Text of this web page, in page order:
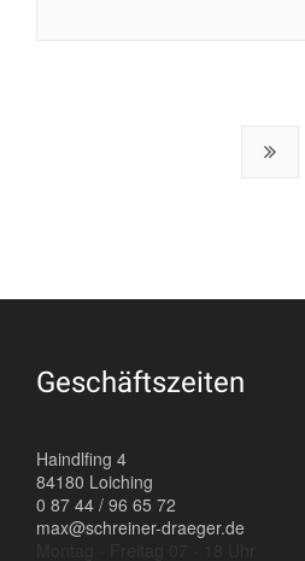
Geschäftszeiten
Haindlfing 4
84180 Loiching
0 87 44 / 96 65 72
max@schreiner-draeger.de